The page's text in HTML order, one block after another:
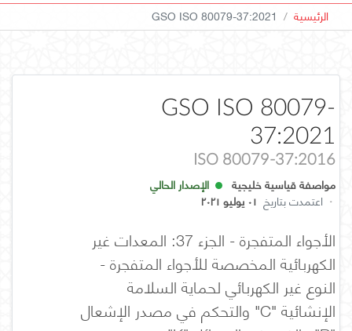
الرئيسية GSO ISO 80079-37:2021
GSO ISO 80079-
37:2021
ISO 80079-37:2016
مواصفة قياسية خليجية
الإصدار الحالي
· اعتمدت بتاريخ ٠١ يوليو ٢٠٢١
الأجواء المتفجرة - الجزء 37: المعدات غير
الكهربائية المخصصة للأجواء المتفجرة -
النوع غير الكهربائي لحماية السلامة
الإنشائية "c" والتحكم في مصدر الإشعال